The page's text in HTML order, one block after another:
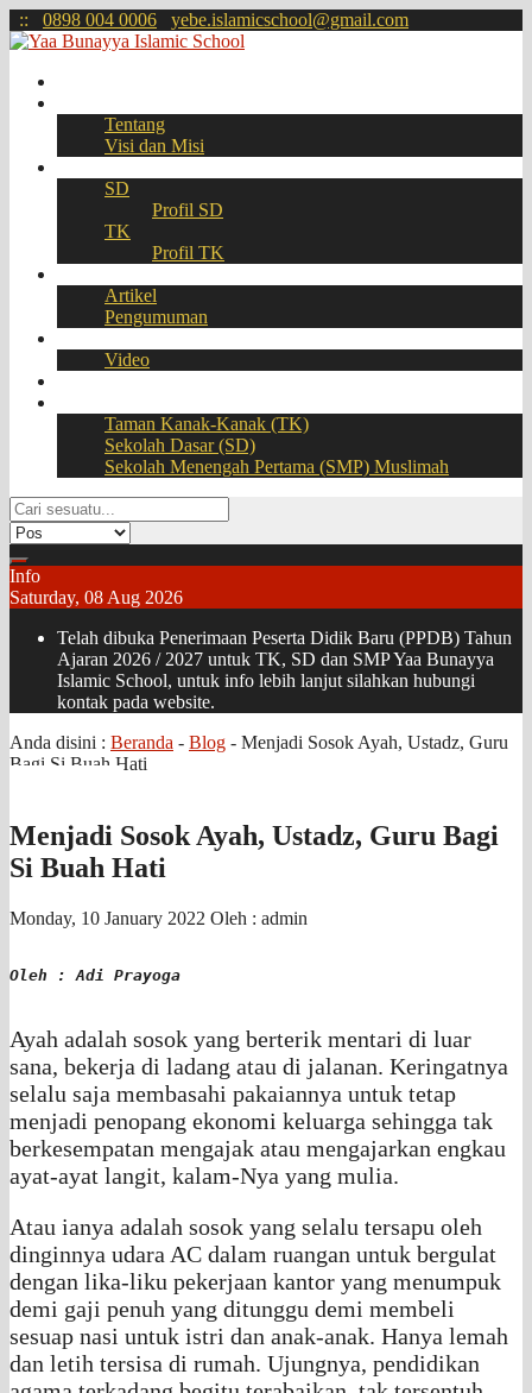
:: 0898 004 0006 yebe.islamicschool@gmail.com
Tentang
Visi dan Misi
SD
Profil SD
TK
Profil TK
Artikel
Pengumuman
Video
Taman Kanak-Kanak (TK)
Sekolah Dasar (SD)
Sekolah Menengah Pertama (SMP) Muslimah
Info
Saturday, 08 Aug 2026
Telah dibuka Penerimaan Peserta Didik Baru (PPDB) Tahun
Ajaran 2026 / 2027 untuk TK, SD dan SMP Yaa Bunayya
Islamic School, untuk info lebih lanjut silahkan hubungi
kontak pada website.
Anda disini : Beranda - Blog - Menjadi Sosok Ayah, Ustadz, Guru
Bagi Si Buah Hati
Menjadi Sosok Ayah, Ustadz, Guru Bagi
Si Buah Hati
Monday, 10 January 2022 Oleh : admin
Oleh : Adi Prayoga
Ayah adalah sosok yang berterik mentari di luar
sana, bekerja di ladang atau di jalanan. Keringatnya
selalu saja membasahi pakaiannya untuk tetap
menjadi penopang ekonomi keluarga sehingga tak
berkesempatan mengajak atau mengajarkan engkau
ayat-ayat langit, kalam-Nya yang mulia.
Atau ianya adalah sosok yang selalu tersapu oleh
dinginnya udara AC dalam ruangan untuk bergulat
dengan lika-liku pekerjaan kantor yang menumpuk
demi gaji penuh yang ditunggu demi membeli
sesuap nasi untuk istri dan anak-anak. Hanya lemah
dan letih tersisa di rumah. Ujungnya, pendidikan